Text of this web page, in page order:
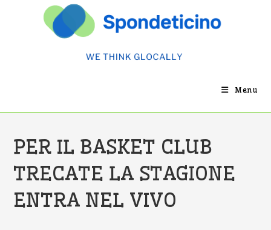
Menu
PER IL BASKET CLUB
TRECATE LA STAGIONE
ENTRA NEL VIVO